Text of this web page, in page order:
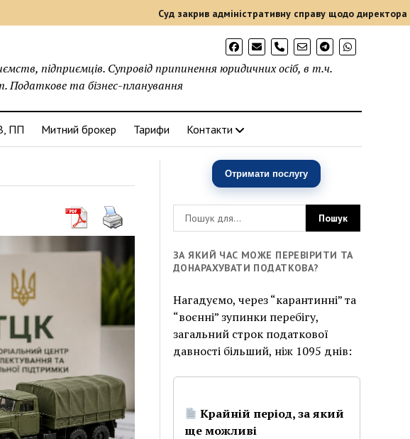
phone
підприємців. Супровід припинення юридичних осіб, в т.ч.
Податкове та бізнес-планування
ПП Митний брокер Тарифи Контакти
Отримати послугу
ЗА ЯКИЙ ЧАС МОЖЕ ПЕРЕВІРИТИ ТА
ДОНАРАХУВАТИ ПОДАТКОВА?
Нагадуємо, через “карантинні” та
“воєнні” зупинки перебігу,
загальний строк податкової
давності більший, ніж 1095 днів:
Крайній період, за який
ще можливі
Суд закрив адміністративну справу щодо директора